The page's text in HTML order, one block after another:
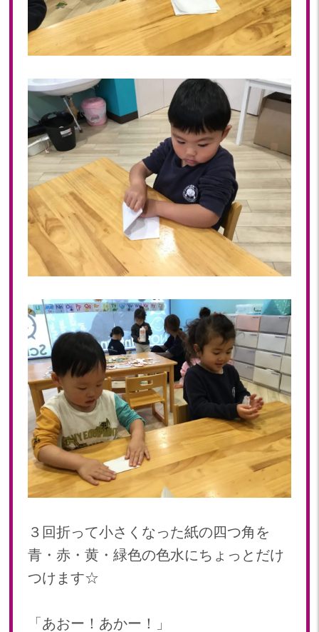
2018年 08月(19)
2018年 07月(20)
2018年 06月(21)
３回折って小さくなった紙の四つ角を
青・赤・黄・緑色の色水にちょっとだけ
つけます☆
「あおー！あかー！」